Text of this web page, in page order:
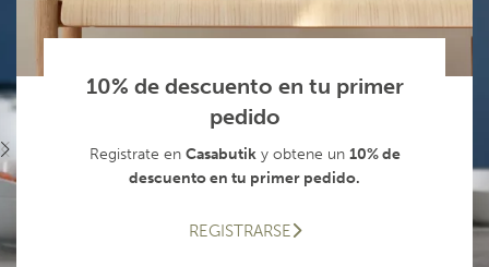
10% de descuento en tu primer
pedido
Registrate en Casabutiky obtene un 10% de
descuento en tu primer pedido.
REGISTRARSE